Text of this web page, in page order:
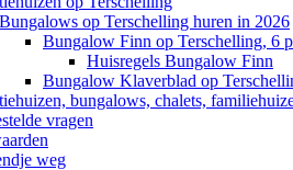
Bungalows op Terschelling huren in 2026
Bungalow Finn op Terschelling, 6
Huisregels Bungalow Finn
Bungalow Klaverblad op
bungalows, chalets,
vragen
weg